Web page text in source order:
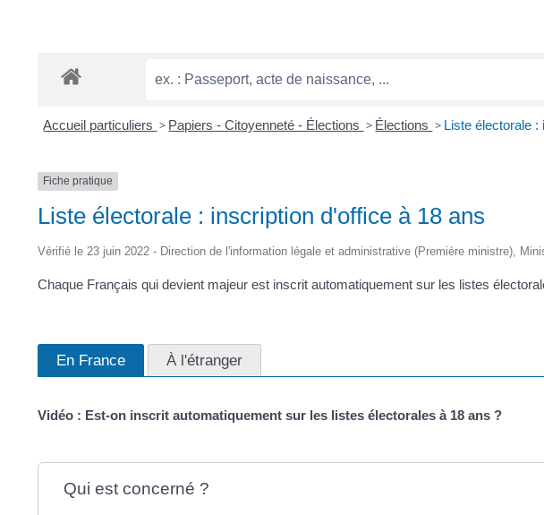
Accueil particuliers > Papiers - Citoyenneté - Élections > Élections > Liste électorale :
Fiche pratique
Liste électorale : inscription d'office à 18 ans
Vérifié le 23 juin 2022 - Direction de l'information légale et administrative (Première ministre),
Chaque Français qui devient majeur est inscrit automatiquement sur les listes
En France À l'étranger
Vidéo : Est-on inscrit automatiquement sur les listes électorales à 18 ans ?
Qui est concerné ?